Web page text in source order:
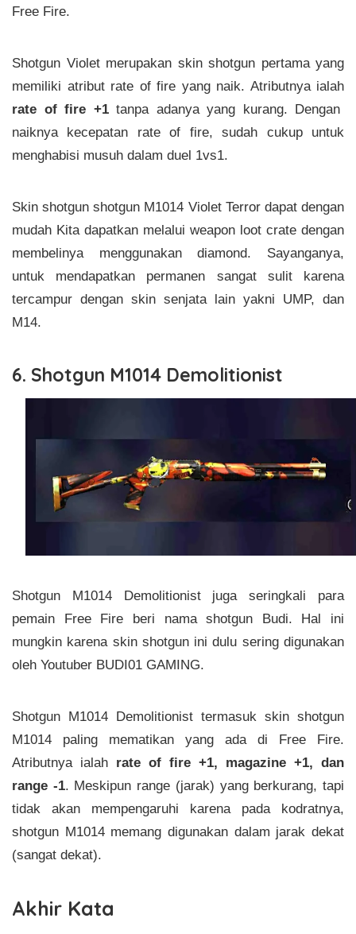
Free Fire.
Shotgun Violet merupakan skin shotgun pertama yang
memiliki atribut rate of fire yang naik. Atributnya ialah
rate of fire +1tanpa adanya yang kurang. Dengan
naiknya kecepatan rate of fire, sudah cukup untuk
menghabisi musuh dalam duel 1vs1.
Skin shotgun shotgun M1014 Violet Terror dapat dengan
mudah Kita dapatkan melalui weapon loot crate dengan
membelinya menggunakan diamond. Sayanganya,
untuk mendapatkan permanen sangat sulit karena
tercampur dengan skin senjata lain yakni UMP, dan
M14.
6. Shotgun M1014 Demolitionist
Shotgun M1014 Demolitionist juga seringkali para
pemain Free Fire beri nama shotgun Budi. Hal ini
mungkin karena skin shotgun ini dulu sering digunakan
oleh Youtuber BUDI01 GAMING.
Shotgun M1014 Demolitionist termasuk skin shotgun
M1014 paling mematikan yang ada di Free Fire.
Atributnya ialah rate of fire +1, magazine +1, dan
range -1. Meskipun range (jarak) yang berkurang, tapi
tidak akan mempengaruhi karena pada kodratnya,
shotgun M1014 memang digunakan dalam jarak dekat
(sangat dekat).
Akhir Kata